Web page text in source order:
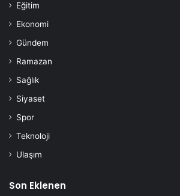
Eğitim
Ekonomi
Gündem
Ramazan
Sağlık
Siyaset
Spor
Teknoloji
Ulaşım
Son Eklenen